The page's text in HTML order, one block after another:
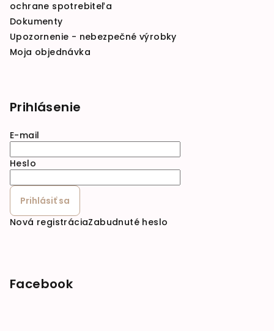
ochrane spotrebiteľa
Dokumenty
Upozornenie - nebezpečné výrobky
Moja objednávka
Prihlásenie
E-mail
Heslo
Prihlásiť sa
Nová registráciaZabudnuté heslo
Facebook